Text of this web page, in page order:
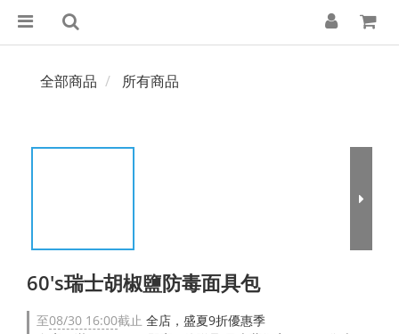
全部商品 所有商品
60's瑞士胡椒鹽防毒面具包
至08/30 16:00截止 全店，盛夏9折優惠季